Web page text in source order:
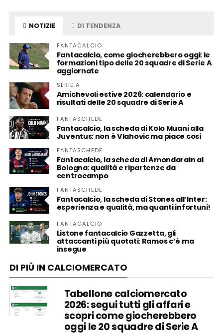
NOTIZIE DI TENDENZA
FANTACALCIO
Fantacalcio, come giocherebbero oggi: le
formazioni tipo delle 20 squadre di Serie A
aggiornate
SERIE A
Amichevoli estive 2026: calendario e
risultati delle 20 squadre di Serie A
FANTASCHEDE
Fantacalcio, la scheda di Kolo Muani alla
Juventus: non è Vlahovic ma piace così
FANTASCHEDE
Fantacalcio, la scheda di Amondarain al
Bologna: qualità e ripartenze da
centrocampo
FANTASCHEDE
Fantacalcio, la scheda di Stones all’Inter:
esperienza e qualità, ma quanti infortuni!
FANTACALCIO
Listone fantacalcio Gazzetta, gli
attaccanti più quotati: Ramos c’è ma
insegue
DI PIÙ IN CALCIOMERCATO
Tabellone calciomercato
2026: segui tutti gli affari e
scopri come giocherebbero
oggi le 20 squadre di Serie A